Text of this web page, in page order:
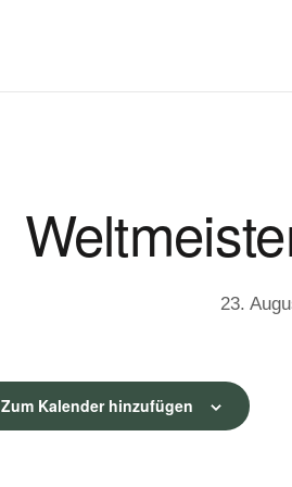
23.
Zum Kalender hinzufügen